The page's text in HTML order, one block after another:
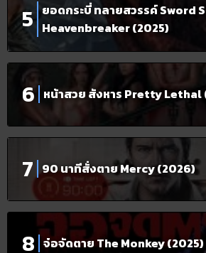
ยอดกระบี่ ทลายสวรรค์ Sword
Heavenbreaker (2025)
หน้าสวย สังหาร Pretty Lethal
90 นาทีสั่งตาย Mercy (2026)
จ๋อจัดตาย The Monkey (2025)